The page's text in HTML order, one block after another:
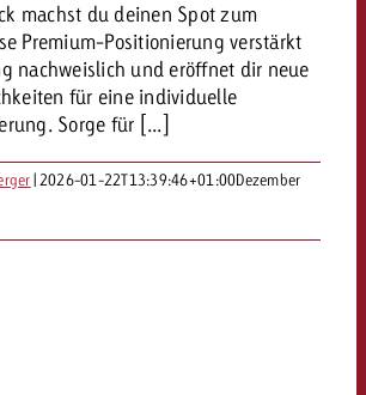
machst du deinen Spot zum
Premium-Positionierung verstärkt
nachweislich und eröffnet dir neue
für eine individuelle
Sorge für [...]
| 2026-01-22T13:39:46+01:00Dezember